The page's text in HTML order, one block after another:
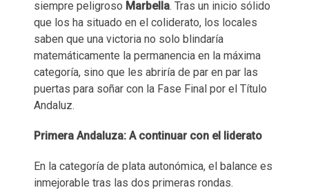
siempre peligroso Marbella. Tras un inicio sólido
que los ha situado en el coliderato, los locales
saben que una victoria no solo blindaría
matemáticamente la permanencia en la máxima
categoría, sino que les abriría de par en par las
puertas para soñar con la Fase Final por el Título
Andaluz.
Primera Andaluza: A continuar con el liderato
En la categoría de plata autonómica, el balance es
inmejorable tras las dos primeras rondas.